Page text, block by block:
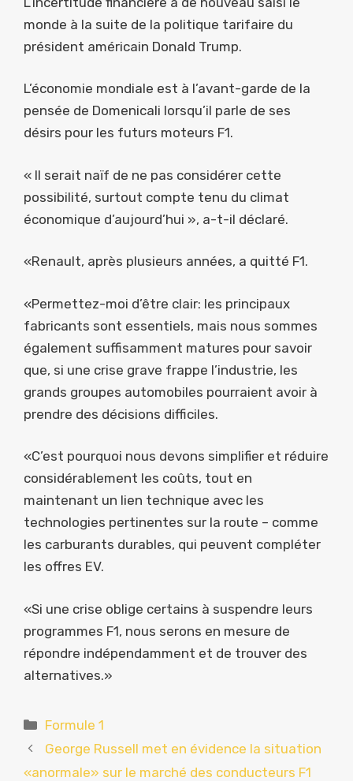
monde à la suite de la politique tarifaire du
président américain Donald Trump.
L’économie mondiale est à l’avant-garde de la
pensée de Domenicali lorsqu’il parle de ses
désirs pour les futurs moteurs F1.
« Il serait naïf de ne pas considérer cette
possibilité, surtout compte tenu du climat
économique d’aujourd’hui », a-t-il déclaré.
«Renault, après plusieurs années, a quitté F1.
«Permettez-moi d’être clair: les principaux
fabricants sont essentiels, mais nous sommes
également suffisamment matures pour savoir
que, si une crise grave frappe l’industrie, les
grands groupes automobiles pourraient avoir à
prendre des décisions difficiles.
«C’est pourquoi nous devons simplifier et réduire
considérablement les coûts, tout en
maintenant un lien technique avec les
technologies pertinentes sur la route – comme
les carburants durables, qui peuvent compléter
les offres EV.
«Si une crise oblige certains à suspendre leurs
programmes F1, nous serons en mesure de
répondre indépendamment et de trouver des
alternatives.»
Catégories
Formule 1
George Russell met en évidence la situation
«anormale» sur le marché des conducteurs F1